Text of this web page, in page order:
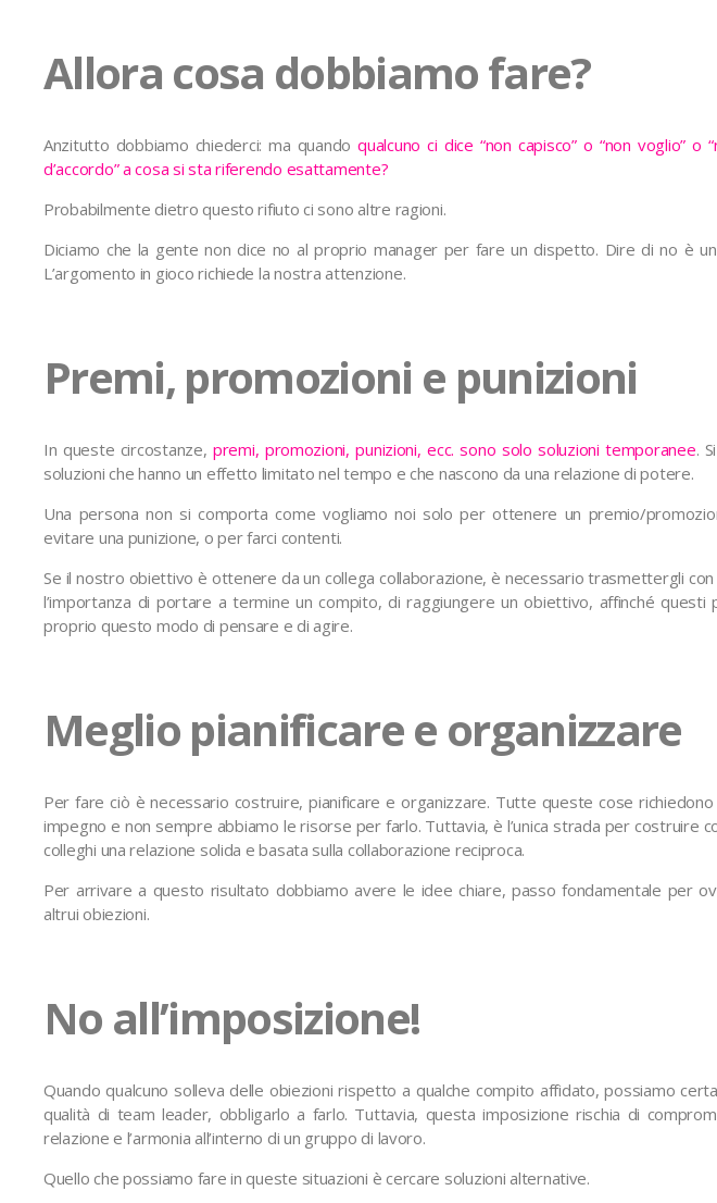
Allora cosa dobbiamo fare?
Anzitutto dobbiamo chiederci: ma quandoqualcuno ci dice “non capisco” o “non voglio” o
d’accordo” a cosa si sta riferendo esattamente?
Probabilmente dietro questo rifiuto ci sono altre ragioni.
Diciamo che la gente non dice no al proprio manager per fare un dispetto. Dire di no è
L’argomento in gioco richiede la nostra attenzione.
Premi, promozioni e punizioni
In queste circostanze, premi, promozioni, punizioni, ecc. sono solo soluzioni temporanee.
soluzioni che hanno un effetto limitato nel tempo e che nascono da una relazione di potere.
Una persona non si comporta come vogliamo noi solo per ottenere un premio/
evitare una punizione, o per farci contenti.
Se il nostro obiettivo è ottenere da un collega collaborazione, è necessario trasmettergli con
l’importanza di portare a termine un compito, di raggiungere un obiettivo, affinché questi
proprio questo modo di pensare e di agire.
Meglio pianificare e organizzare
Per fare ciò è necessario costruire, pianificare e organizzare. Tutte queste cose
impegno e non sempre abbiamo le risorse per farlo. Tuttavia, è l’unica strada per costruire
colleghi una relazione solida e basata sulla collaborazione reciproca.
Per arrivare a questo risultato dobbiamo avere le idee chiare, passo fondamentale per
altrui obiezioni.
No all’imposizione!
Quando qualcuno solleva delle obiezioni rispetto a qualche compito affidato, possiamo
qualità di team leader, obbligarlo a farlo. Tuttavia, questa imposizione rischia di
relazione e l’armonia all’interno di un gruppo di lavoro.
Quello che possiamo fare in queste situazioni è cercare soluzioni alternative.